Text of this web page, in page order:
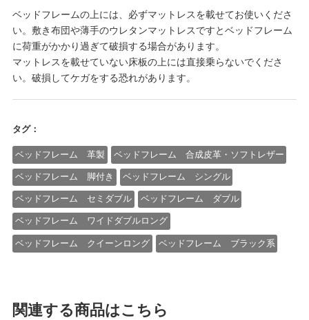
ベッドフレームの上には、必ずマットレスを載せてお使いくださ
い。敷き布団や薄手のウレタンマットレスですとベッドフレーム
に荷重がかかり過ぎて破損する場合があります。
マットレスを載せていない床板の上には直接乗らないでくださ
い。破損してケガをする恐れがあります。
タグ：
ベッドフレーム 革製 ベッドフレーム 合成皮革・ソフトレザー
ベッドフレーム 脚付き ベッドフレーム シングル
ベッドフレーム セミダブル ベッドフレーム ダブル
ベッドフレーム ワイドダブルロング
ベッドフレーム クイーンロング ベッドフレーム ブラック系
関連する商品はこちら